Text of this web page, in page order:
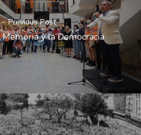
Previous Post
y la Democracia